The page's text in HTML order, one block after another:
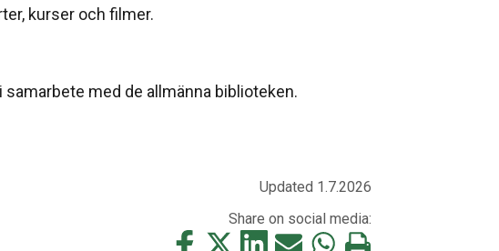
kurser och filmer.
med de allmänna biblioteken.
Updated 1.7.2026
Share on social media:
Share
Share
ShareShare Share Print